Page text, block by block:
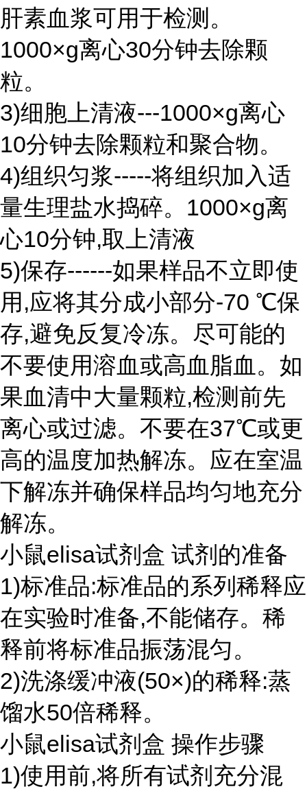
肝素血浆可用于检测。
1000×g离心30分钟去除颗
粒。
3)细胞上清液---1000×g离心
10分钟去除颗粒和聚合物。
4)组织匀浆-----将组织加入适
量生理盐水捣碎。1000×g离
心10分钟,取上清液
5)保存------如果样品不立即使
用,应将其分成小部分-70 ℃保
存,避免反复冷冻。尽可能的
不要使用溶血或高血脂血。如
果血清中大量颗粒,检测前先
离心或过滤。不要在37℃或更
高的温度加热解冻。应在室温
下解冻并确保样品均匀地充分
解冻。
小鼠elisa试剂盒 试剂的准备
1)标准品:标准品的系列稀释应
在实验时准备,不能储存。稀
释前将标准品振荡混匀。
2)洗涤缓冲液(50×)的稀释:蒸
馏水50倍稀释。
小鼠elisa试剂盒 操作步骤
1)使用前,将所有试剂充分混